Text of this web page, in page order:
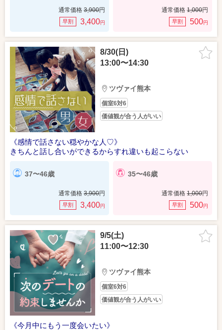
通常価格 3,900円
早割 3,400円
通常価格 1,000円
早割 500円
8/30(日)
13:00〜14:30
ツヴァイ熊本
個室6対6
価値観が合う人がいい
《感情で話さない穏やかな人♡》
きちんと話し合いができるからすれ違いも起こらない
37〜46歳
通常価格 3,900円
早割 3,400円
35〜46歳
通常価格 1,000円
早割 500円
9/5(土)
11:00〜12:30
ツヴァイ熊本
個室6対6
価値観が合う人がいい
《今月中にもう一度会いたい》